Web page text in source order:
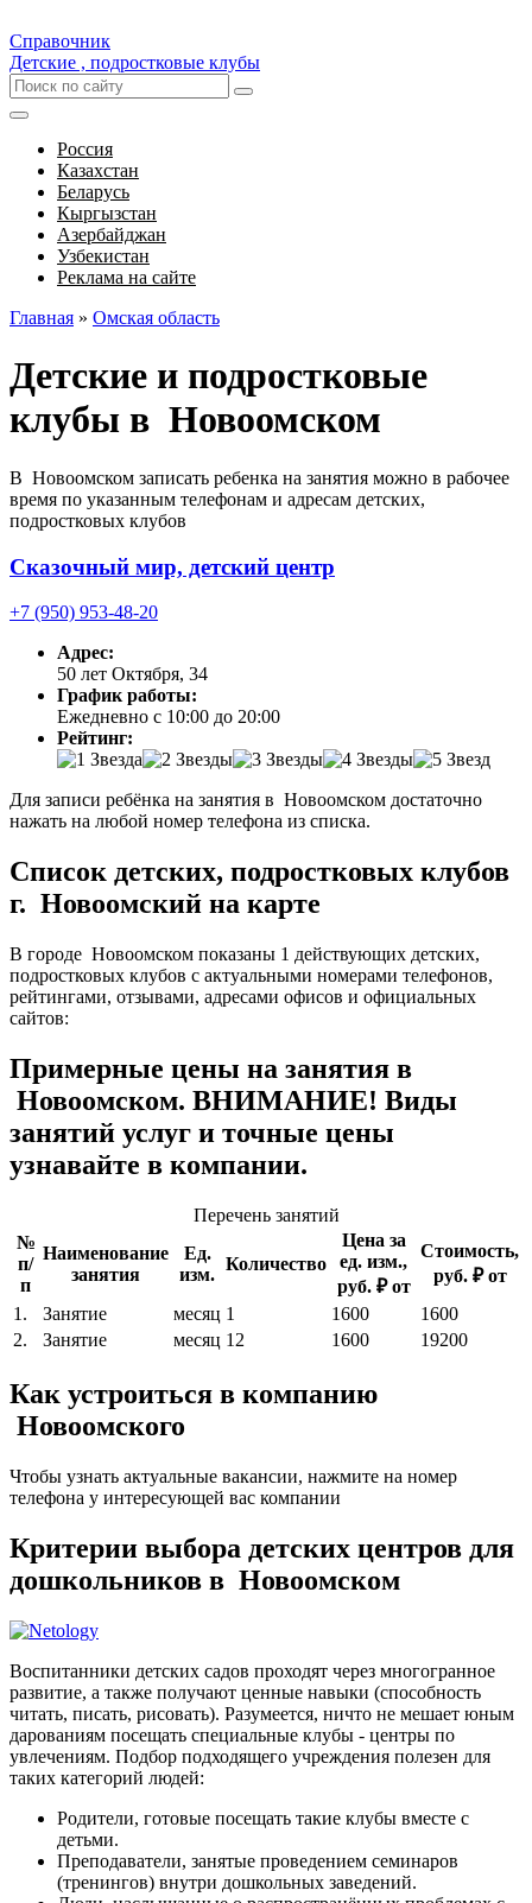
Справочник
Детские , подростковые клубы
Россия
Казахстан
Беларусь
Кыргызстан
Азербайджан
Узбекистан
Реклама на сайте
Главная » Омская область
Детские и подростковые
клубы в Новоомском
В Новоомском записать ребенка на занятия можно в рабочее
время по указанным телефонам и адресам детских,
подростковых клубов
Сказочный мир, детский центр
+7 (950) 953-48-20
Адрес:
50 лет Октября, 34
График работы:
Ежедневно с 10:00 до 20:00
Рейтинг:
Для записи ребёнка на занятия в Новоомском достаточно
нажать на любой номер телефона из списка.
Список детских, подростковых клубов
г. Новоомский на карте
В городе Новоомском показаны 1 действующих детских,
подростковых клубов с актуальными номерами телефонов,
рейтингами, отзывами, адресами офисов и официальных
сайтов:
Примерные цены на занятия в
Новоомском. ВНИМАНИЕ! Виды
занятий услуг и точные цены
узнавайте в компании.
Перечень занятий
№
п/
п
Наименование
занятия
Ед.
изм.
Количество
Цена за
ед. изм.,
руб. ₽ от
Стоимость,
руб. ₽ от
1.
Занятие месяц 1 1600
1600
2.
Занятие месяц 12 1600 19200
Как устроиться в компанию
Новоомского
Чтобы узнать актуальные вакансии, нажмите на номер
телефона у интересующей вас компании
Критерии выбора детских центров для
дошкольников в Новоомском
Воспитанники детских садов проходят через многогранное
развитие, а также получают ценные навыки (способность
читать, писать, рисовать). Разумеется, ничто не мешает юным
дарованиям посещать специальные клубы - центры по
увлечениям. Подбор подходящего учреждения полезен для
таких категорий людей:
Родители, готовые посещать такие клубы вместе с
детьми.
Преподаватели, занятые проведением семинаров
(тренингов) внутри дошкольных заведений.